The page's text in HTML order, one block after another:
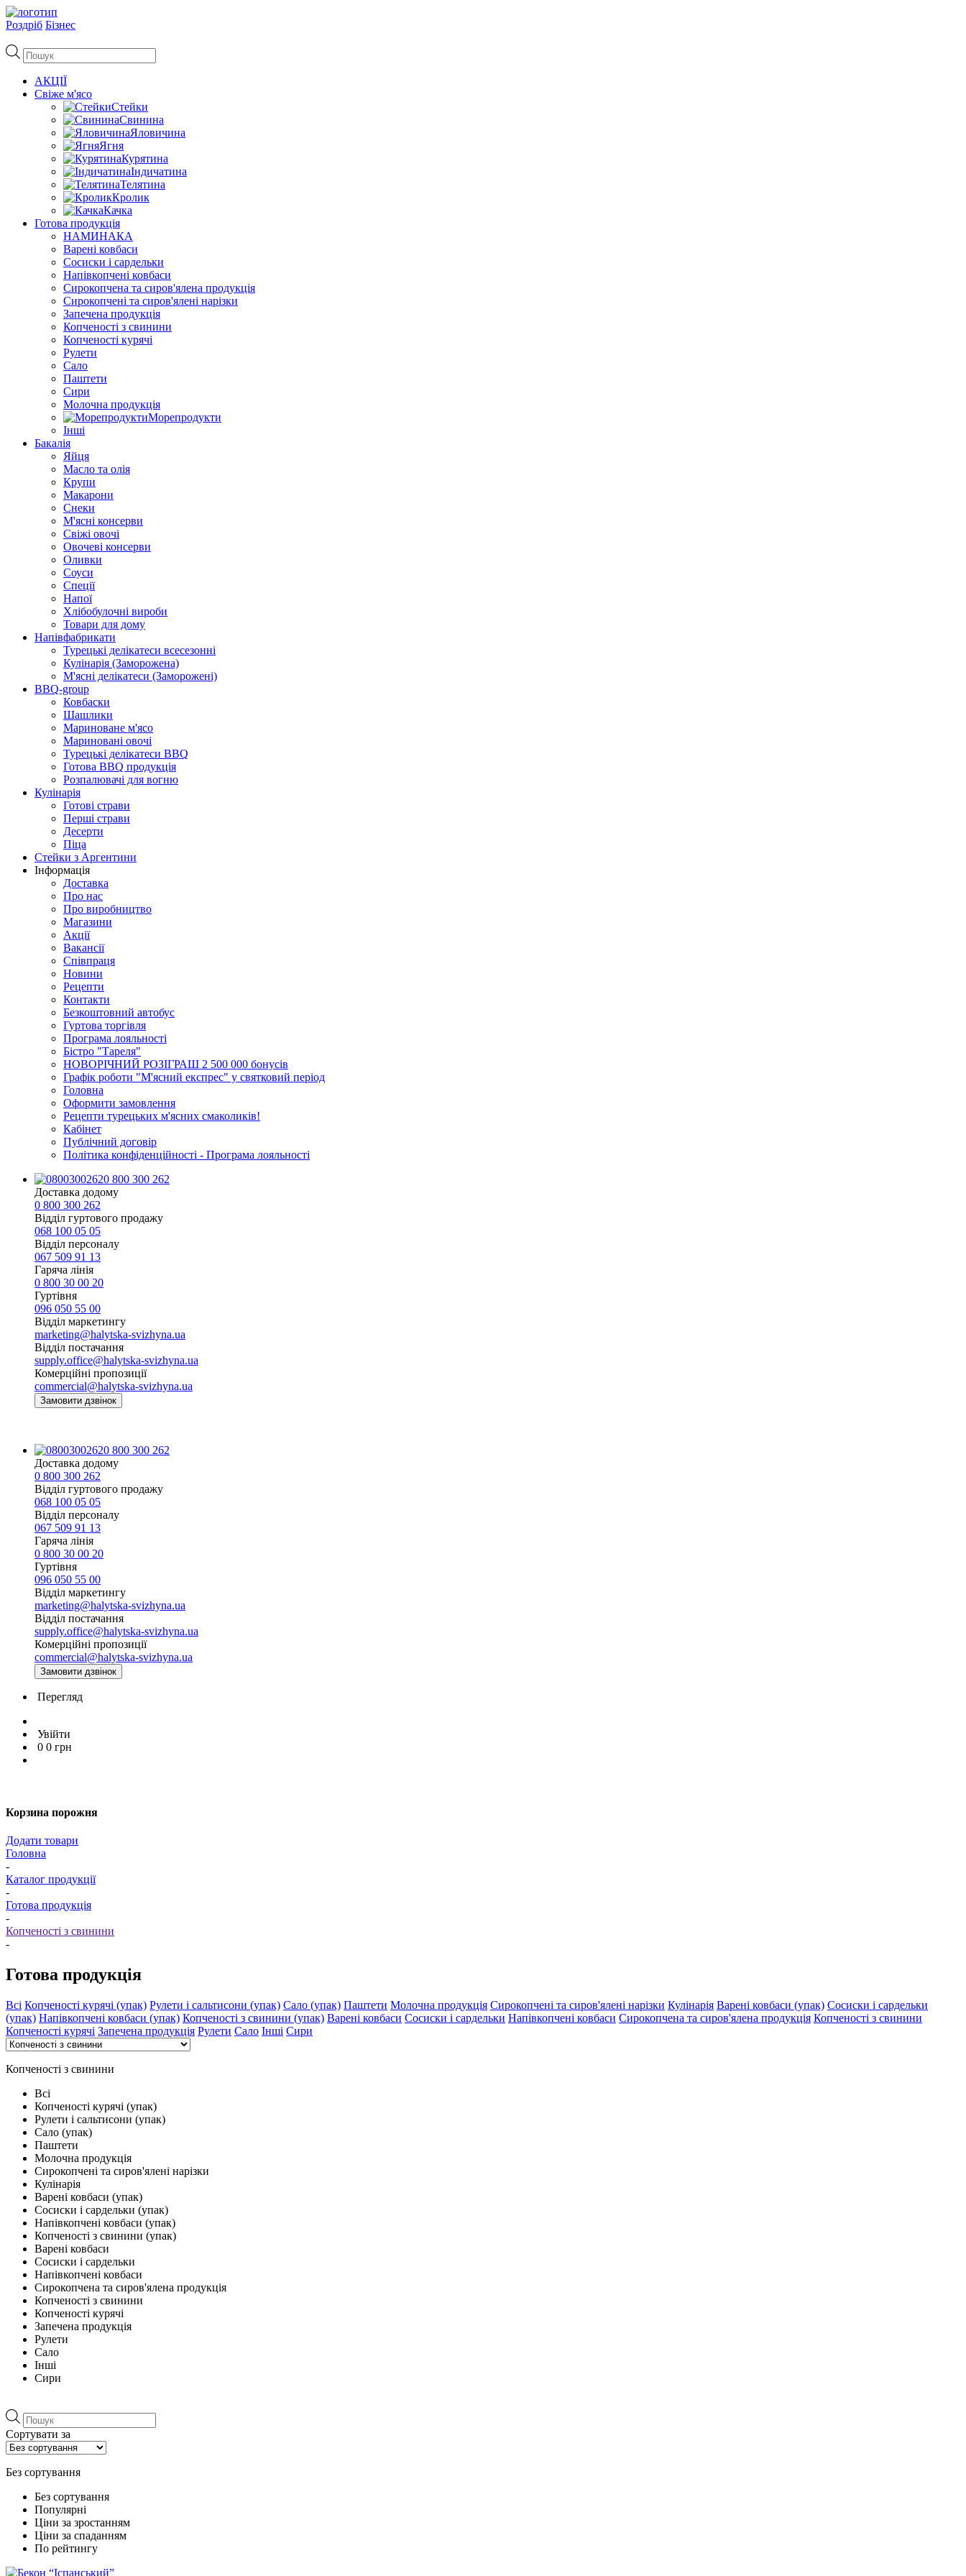
Роздріб Бізнес
Пошук
товарів
АКЦІЇ
Свіже м'ясо
Стейки
Свинина
Яловичина
Ягня
Курятина
Індичатина
Телятина
Кролик
Качка
Готова продукція
НАМИНАКА
Варені ковбаси
Сосиски і сардельки
Напівкопчені ковбаси
Сирокопчена та сиров'ялена продукція
Сирокопчені та сиров'ялені нарізки
Запечена продукція
Копченості з свинини
Копченості курячі
Рулети
Сало
Паштети
Сири
Молочна продукція
Морепродукти
Інші
Бакалія
Яйця
Масло та олія
Крупи
Макарони
Снеки
М'ясні консерви
Свіжі овочі
Овочеві консерви
Оливки
Соуси
Спеції
Напої
Хлібобулочні вироби
Товари для дому
Напівфабрикати
Турецькі делікатеси всесезонні
Кулінарія (Заморожена)
М'ясні делікатеси (Заморожені)
BBQ-group
Ковбаски
Шашлики
Мариноване м'ясо
Мариновані овочі
Турецькі делікатеси BBQ
Готова BBQ продукція
Розпалювачі для вогню
Кулінарія
Готові страви
Перші страви
Десерти
Піца
Стейки з Аргентини
Інформація
Доставка
Про нас
Про виробництво
Магазини
Акції
Вакансії
Співпраця
Новини
Рецепти
Контакти
Безкоштовний автобус
Гуртова торгівля
Програма лояльності
Бістро "Тареля"
НОВОРІЧНИЙ РОЗІГРАШ 2 500 000 бонусів
Графік роботи "М'ясний експрес" у святковий період
Головна
Оформити замовлення
Рецепти турецьких м'ясних смаколиків!
Кабінет
Публічний договір
Політика конфіденційності - Програма лояльності
0 800 300 262
Доставка додому
0 800 300 262
Відділ гуртового продажу
068 100 05 05​
Відділ персоналу
067 509 91 13
Гаряча лінія
0 800 30 00 20
Гуртівня
096 050 55 00
Відділ маркетингу
marketing@halytska-svizhyna.ua
Відділ постачання
supply.office@halytska-svizhyna.ua
Комерційні пропозиції
commercial@halytska-svizhyna.ua
Замовити дзвінок
0 800 300 262
Доставка додому
0 800 300 262
Відділ гуртового продажу
068 100 05 05​
Відділ персоналу
067 509 91 13
Гаряча лінія
0 800 30 00 20
Гуртівня
096 050 55 00
Відділ маркетингу
marketing@halytska-svizhyna.ua
Відділ постачання
supply.office@halytska-svizhyna.ua
Комерційні пропозиції
commercial@halytska-svizhyna.ua
Замовити дзвінок
Перегляд
Увійти
0 0 грн
Корзина порожня
Додати товари
Головна
-
Каталог продукції
-
Готова продукція
-
Копченості з свинини
-
Готова продукція
Всі Копченості курячі (упак) Рулети і сальтисони (упак) Сало (упак) Паштети Молочна продукція Сирокопчені та сиров'ялені нарізки Кулінарія Варені ковбаси (упак) Сосиски і сардельки
(упак) Напівкопчені ковбаси (упак) Копченості з свинини (упак) Варені ковбаси Сосиски і сардельки Напівкопчені ковбаси Сирокопчена та сиров'ялена продукція Копченості з свинини
Копченості курячі Запечена продукція Рулети Сало Інші Сири
Копченості з свинини
Всі
Копченості курячі (упак)
Рулети і сальтисони (упак)
Сало (упак)
Паштети
Молочна продукція
Сирокопчені та сиров'ялені нарізки
Кулінарія
Варені ковбаси (упак)
Сосиски і сардельки (упак)
Напівкопчені ковбаси (упак)
Копченості з свинини (упак)
Варені ковбаси
Сосиски і сардельки
Напівкопчені ковбаси
Сирокопчена та сиров'ялена продукція
Копченості з свинини
Копченості курячі
Запечена продукція
Рулети
Сало
Інші
Сири
Пошук
товарів
Сортувати за
Без сортування
Без сортування
Популярні
Ціни за зростанням
Ціни за спаданням
По рейтингу